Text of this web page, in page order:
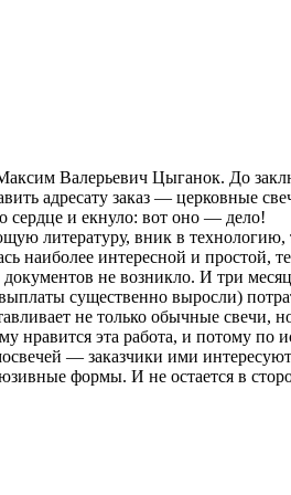
Валерьевич Цыганок. До
адресату заказ — церковные
сердце и екнуло: вот оно — дело!
литературу, вник в
наиболее интересной и
не возникло. И три
существенно выросли)
не только обычные свечи,
нравится эта работа, и потому
— заказчики ими
формы. И не остается в